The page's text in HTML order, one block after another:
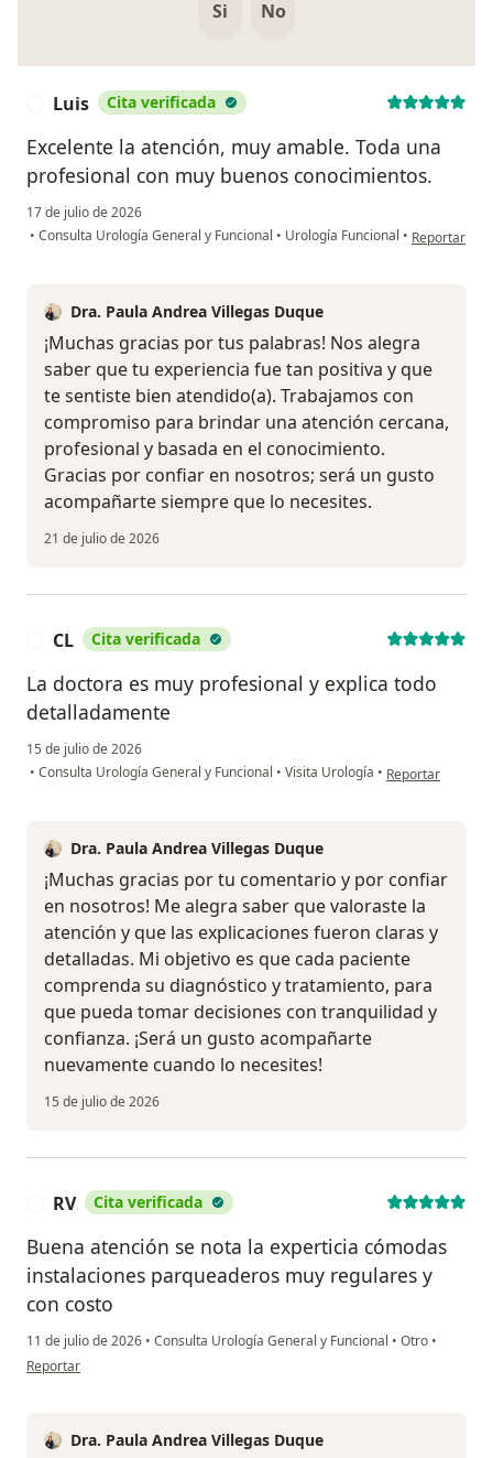
Si No
Luis Cita verificada
Excelente la atención, muy amable. Toda una
profesional con muy buenos conocimientos.
17 de julio de 2026
• Consulta Urología General y Funcional • Urología Funcional • en opinión
Reportar
Dra. Paula Andrea Villegas Duque
¡Muchas gracias por tus palabras! Nos alegra
saber que tu experiencia fue tan positiva y que
te sentiste bien atendido(a). Trabajamos con
compromiso para brindar una atención cercana,
profesional y basada en el conocimiento.
Gracias por confiar en nosotros; será un gusto
acompañarte siempre que lo necesites.
21 de julio de 2026
CL Cita verificada
La doctora es muy profesional y explica todo
detalladamente
15 de julio de 2026
• Consulta Urología General y Funcional • Visita Urología • en opinión del
Reportar
Dra. Paula Andrea Villegas Duque
¡Muchas gracias por tu comentario y por confiar
en nosotros! Me alegra saber que valoraste la
atención y que las explicaciones fueron claras y
detalladas. Mi objetivo es que cada paciente
comprenda su diagnóstico y tratamiento, para
que pueda tomar decisiones con tranquilidad y
confianza. ¡Será un gusto acompañarte
nuevamente cuando lo necesites!
15 de julio de 2026
RV Cita verificada
Buena atención se nota la experticia cómodas
instalaciones parqueaderos muy regulares y
con costo
11 de julio de 2026 • Consulta Urología General y Funcional • Otro •
en opinión del usuario RV
Reportar
Dra. Paula Andrea Villegas Duque